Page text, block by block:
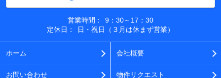
営業時間：
9：30～17：30
定休日：
日・祝日（３月は休まず営業）
ホーム 会社概要
お問い合わせ 物件リクエスト